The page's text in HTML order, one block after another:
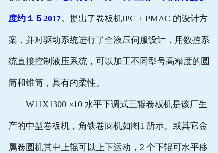
度约１５2017。提出了卷板机IPC + PMAC 的设计方
案，并对驱动系统进行了全液压伺服设计，用数控系
统直接控制液压系统，可以加工不同型号高精度的圆
筒和锥筒，具有的柔性。
W11X1300 ×10 水平下调式三辊卷板机是该厂生
产的中型卷板机，角铁卷圆机如图1 所示。或其它金
属卷圆机其中上辊可以上下运动，2 个下辊可水平移